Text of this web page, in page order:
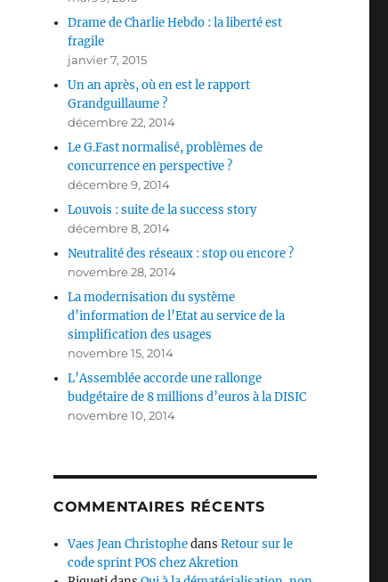
Drame de Charlie Hebdo : la liberté est
fragile
janvier 7, 2015
Un an après, où en est le rapport
Grandguillaume ?
décembre 22, 2014
Le G.Fast normalisé, problèmes de
concurrence en perspective ?
décembre 9, 2014
Louvois : suite de la success story
décembre 8, 2014
Neutralité des réseaux : stop ou encore ?
novembre 28, 2014
La modernisation du système
d’information de l’Etat au service de la
simplification des usages
novembre 15, 2014
L’Assemblée accorde une rallonge
budgétaire de 8 millions d’euros à la DISIC
novembre 10, 2014
COMMENTAIRES RÉCENTS
Vaes Jean ChristophedansRetour sur le
code sprint POS chez Akretion